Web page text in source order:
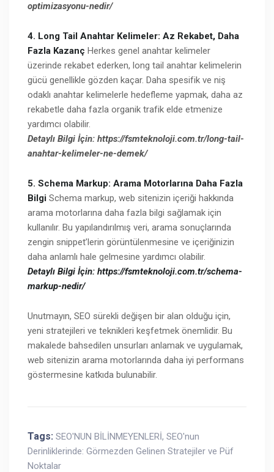
optimizasyonu-nedir/
4. Long Tail Anahtar Kelimeler: Az Rekabet, Daha
Fazla Kazanç Herkes genel anahtar kelimeler
üzerinde rekabet ederken, long tail anahtar kelimelerin
gücü genellikle gözden kaçar. Daha spesifik ve niş
odaklı anahtar kelimelerle hedefleme yapmak, daha az
rekabetle daha fazla organik trafik elde etmenize
yardımcı olabilir.
Detaylı Bilgi İçin: https://fsmteknoloji.com.tr/long-tail-
anahtar-kelimeler-ne-demek/
5. Schema Markup: Arama Motorlarına Daha Fazla
Bilgi Schema markup, web sitenizin içeriği hakkında
arama motorlarına daha fazla bilgi sağlamak için
kullanılır. Bu yapılandırılmış veri, arama sonuçlarında
zengin snippet’lerin görüntülenmesine ve içeriğinizin
daha anlamlı hale gelmesine yardımcı olabilir.
Detaylı Bilgi İçin: https://fsmteknoloji.com.tr/schema-
markup-nedir/
Unutmayın, SEO sürekli değişen bir alan olduğu için,
yeni stratejileri ve teknikleri keşfetmek önemlidir. Bu
makalede bahsedilen unsurları anlamak ve uygulamak,
web sitenizin arama motorlarında daha iyi performans
göstermesine katkıda bulunabilir.
Tags: SEO'NUN BİLİNMEYENLERİ, SEO'nun
Derinliklerinde: Görmezden Gelinen Stratejiler ve Püf
Noktalar